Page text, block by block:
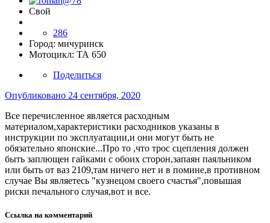
Свой
286
Город: мичуринск
Мотоцикл: ТА 650
Поделиться
Опубликовано 24 сентября, 2020
Все перечисленное является расходным
материалом,характеристики расходников указаны в
инструкции по эксплуатации,и они могут быть не
обязательно японские...Про то ,что трос сцепления должен
быть заплющен гайками с обоих сторон,запаян паяльником
или быть от ваз 2109,там ничего нет и в помине,в противном
случае Вы являетесь "кузнецом своего счастья",повышая
риски печального случая,вот и все.
Ссылка на комментарий